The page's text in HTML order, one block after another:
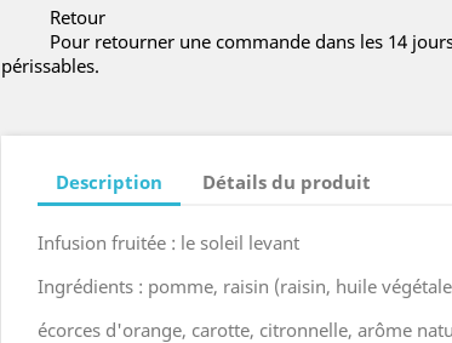
Retour
Pour retourner une commande dans les 14
périssables.
Description Détails du produit
Infusion fruitée : le soleil levant
Ingrédients : pomme, raisin (raisin, huile
écorces d'orange, carotte, citronnelle, arôme